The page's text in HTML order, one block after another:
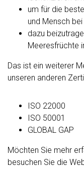
um für die
und Mensch
dazu
Meeresfrüchte
Das ist ein weiterer
unseren anderen
ISO 22000
ISO 50001
GLOBAL GAP
Möchten Sie mehr
besuchen Sie die